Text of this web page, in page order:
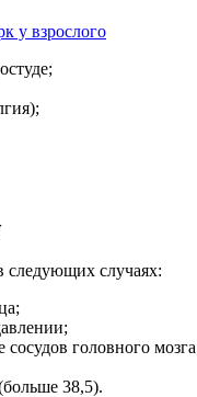
у взрослого
следующих случаях:
головного
38,5).